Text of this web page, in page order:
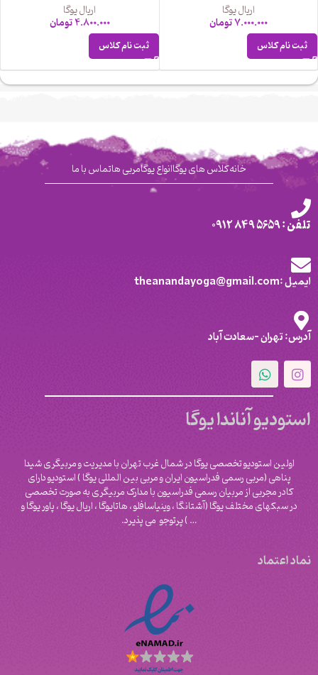
اریال یوگا
7.000.000تومان
ثبت نام کلاس
اریال یوگا
4.800.000تومان
ثبت نام کلاس
خانهکلاس های یوگاانواع یوگامربی هاتماس با ما
تلفن : 5659 849 0912
ایمیل :theanandayoga@gmail.com
آدرس: تهران -سعادت آباد
استودیو آناندا یوگا
اولین استودیو تخصصی یوگا در شمال غرب تهران با مدیریت و مربیگری شیدا
پناهی (مربی رسمی فدراسیون ایران و مربی بین المللی یوگا ) استودیو دارای
کادر مجربی از مربیان رسمی فدراسیون با مدارک مربیگری به صورت تخصصی
در سبکهای مختلف یوگا (آشتانگا ، وینیاسافلو ، هاتایوگا ، اریال یوگا ، پاور یوگا و
‌… ) پرتوجو می پذیرد.
نماد اعتماد